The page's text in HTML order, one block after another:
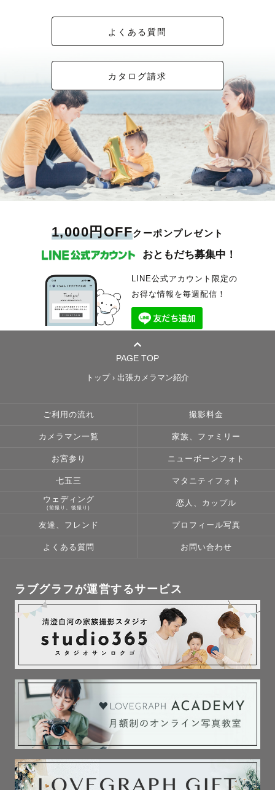
また、北海道ボールパークFビレッジ（エスコンフィールド）での撮影も
「温かさ」と「しっかり感」の両方を大切に、シーンに合わせて撮影いた
安心して任せていただけるように、最後まで寄り添いながら素敵な一枚を
お届けします🌙
―――
✎ 撮影のジャンル
👪 ファミリー撮影
・お誕生日／お宮参り／お食い初め
・七五三／入園入学／卒園卒業
・マタニティ／日常フォト
・ニューボーンフォト
・前撮り・後撮り・カップル撮影
・プロフィール写真
・ご旅行同行撮影
・イベント・法人撮影（会社プロフィール・広告用など）
・エスコンフィールドでの撮影
シャボン玉、黒板、カチンコ、ベール、
ウェディングドレスも貸し出し可能なのでご希望であればお申し付けくだ
◆アートニューボーン撮影について◆
もちろんニューボーン撮影も豊富に行っておりますので、寝かしつけなど
◆最後にカメラマンyunaという人について◆
Lovegraph上位10％程のトップカメラマンです。
落ち着いていて、まったりとした感じなので、テンションが高すぎるのは
苦手かも…という人にはピッタリだと思います。
ちなみに笑い方が特徴的…らしいです。(笑)
食べるのが大好き。甘いものよりしょっぱいものがすき！で、お酒は飲め
ませんがおつまみ系が大好きです。
普段は女性の写真を撮ることが多く、アーティスト写真やダンス教室など
の発表会を撮ったりもしています。
Instagramにはここのアルバムとは一味違う写真もあるのでもし良ければ
検索してみて下さいね！
一組ひとくみ、その方たちに寄り添い、思い出に残る一枚が残せたらと思
是非、素敵な一日をもっと最高な一日になるようなお手伝いをさせてくだ
保存画像でも、まったく何も決まっていなくても——
どこからでもお任せください。
撮影当日は、何をすればいいか迷わないよう
でも気負わせるようなことはしません。
ゆるい空気の中で進めていきます。
彼氏さんが写真慣れしていなくても大丈夫。
男性同士でラフに話しながらソロカットで
安心してもらうところから始めます。
自然体で笑い合いたいふたりにも
しっかりポーズを決めてかっこよく撮りたい
ふたりにも、どちらにも対応しています。
おふたりの理想に合わせて
スタイルを使い分けます。
慣れてきたらあえてラフな指示であったり
何も言わないなんてこともしますが
そんな2人の時間も大切だと思っています。
屋外撮影だからこそ
天気も大切な要素のひとつ。
傘越しのカット、雨粒を光に変える撮り方——
どんな天気でも本気で向き合います。
延期のご相談もお気軽にどうぞ。
そうして生まれた写真は
10年後に見返したとき
あの日の気持ちごとよみがえってくる
一枚になります。
こんな言葉をいただいています。
わせた様々なご提案のおかげで、本当に満足して楽しく撮影できました」
場で一発に決めてくれます。迷われている方にはこちらの方をおすすめし
📖【受賞歴・撮影実績】
IPA（国際写真賞）プロ部門 Wedding 佳作
Lovegraph社内 最優秀賞・優秀賞・年間特別賞 複数回受賞
フォトマスター検定1級
どんな天気でも
どんな緊張した方でも
最高の表情を逃さない——そのための準備を
🗂【対応メニュー】
前撮り／後撮り／1日撮影プラン（前撮りをじっくり丸1日かけて撮影）
カップル・入籍フォト
その他、お宮参り／七五三／ファミリーフォトもお気軽にご相談くださ
い。
📋【撮影にあたって】
1組1組に全力を注ぐため、前後の撮影の間に
ロケハンや機材セッティングなど、準備を万全に整えてから撮影に臨みま
す。
交通費は3,000円分込み。遠方の場合も、事前にお見積もりをお出ししま
す。
撮影許可が必要な場所は、取得まできちんと
サポートします。
📩【ご相談・ご予約】
【ご予約までの流れ】
① 公式LINEよりご連絡（30秒で完了）
② 内容確認・日程調整
③ ご予約確定
④ ご希望に応じてLINE・Zoomで顔合わせ
記念日やお祝い事は一年に何度も訪れますが、
自撮りでピースの写真も、
家族で撮り合う写真ももちろん良いですが、
「皆で顔を見合わせ、楽しく話している瞬間」
「一緒に美味しいものを共有している時間」
「転んだお子様をあやすパパママの様子」
その日あったすべての瞬間を思い出せるような写真を残せるよう、
事前のヒアリングも丁寧に行なっています。
ご家族での写真はもちろん、
学生さん、ご夫婦、お一人様の大切な瞬間も、
心を込めて寄り添いながらヒアリングから撮影までお手伝いします。
安心してご依頼ください🌿
˗ˏˋ 撮影が不安なママパパへ ˎˊ˗
障害を持つお子様の支援施設で6年勤務しています👧🏻
2歳〜18歳までの幅広い年齢、個性いっぱいのお子様と
「発語がない」
「極度の人見知りさん」
「癇癪持ちさん」など…
またお子様の好きな場所へ一緒に移動して撮影ができるので、特性を持っ
ご家族のどんな姿も綺麗に残します📸
˗ˏˋ 撮影ジャンルについて ˎˊ˗
ご祈祷中に撮影が可能な神社さん等のご相談に乗ることも可能です⭕️
また着付けの資格を持っています。
着付け先のご紹介も出来ますのでお気軽にご相談ください☺️
そんな状況でも着付けし直して撮影再開したことがございます💓
お着物を脱いじゃった姿も可愛く残します📸
北海道へ移住したちゃんまりだからこそわかる
北海道でオススメのスポットや北海道らしさを詰め込んだ撮影が可能です
道外からのご旅行ウェディング撮影率90%💍
ご旅行での撮影はお任せ下さい💪
˗ˏˋ 日程について ˎˊ˗
平日でも土日祝日でも、事前にご相談頂ければ日程調整が可能です⭕️
カレンダーが×になっている場合でも撮影を承れる場合もございます☺️
ゲスト様一人一人に寄り添って撮影をしたい！
そのため1日1組限定での撮影を行なっており、
よくある質問
カタログ請求
1,000円OFFクーポンプレゼント
おともだち募集中！
LINE公式アカウント限定の
お得な情報を毎週配信！
PAGE TOP
トップ› 出張カメラマン紹介
ご利用の流れ 撮影料金
カメラマン一覧 家族、ファミリー
お宮参り ニューボーンフォト
七五三 マタニティフォト
ウェディング
(前撮り、後撮り)
恋人、カップル
友達、フレンド プロフィール写真
よくある質問 お問い合わせ
ラブグラフが運営するサービス